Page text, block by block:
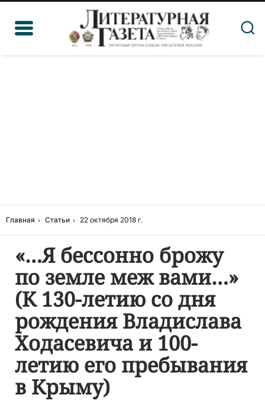
Главная Статьи 22 октября 2018 г.
«…Я бессонно брожу
по земле меж вами…»
(К 130-летию со дня
рождения Владислава
Ходасевича и 100-
летию его пребывания
в Крыму)